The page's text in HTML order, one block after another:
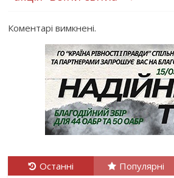
Коментарі вимкнені.
Останні Популярні